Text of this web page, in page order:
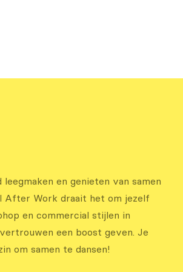
en genieten van samen
After Work draait het om jezelf
en commercial stijlen in
een boost geven. Je
om samen te dansen!